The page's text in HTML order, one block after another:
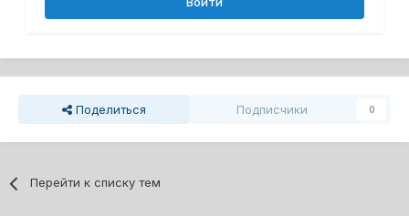
Поделиться Подписчики 0
Перейти к списку тем